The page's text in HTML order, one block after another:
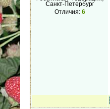
Санкт-Петербург
Отличия: 6